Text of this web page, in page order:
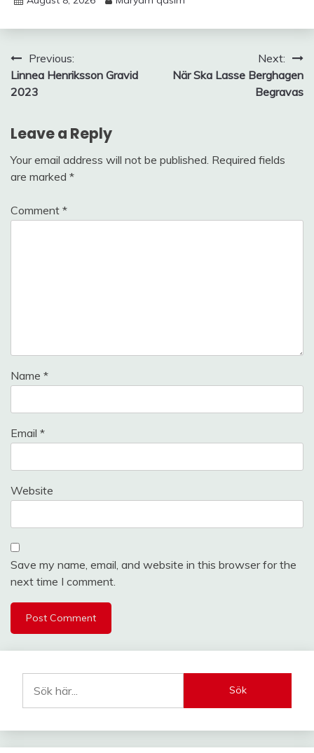
Post
navigation
Previous:
Linnea Henriksson Gravid
2023
Next:
När Ska Lasse Berghagen
Begravas
Leave a Reply
Your email address will not be published. Required fields
are marked *
Comment *
Name *
Email *
Website
Save my name, email, and website in this browser for the
next time I comment.
Sök